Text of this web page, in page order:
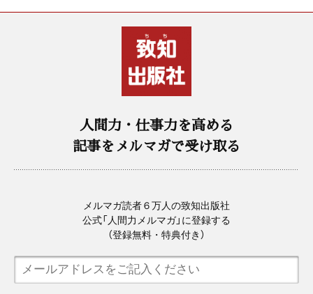
人間力・仕事力を高める
記事をメルマガで受け取る
メルマガ読者６万人の致知出版社
公式「人間力メルマガ」に登録する
（登録無料・特典付き）